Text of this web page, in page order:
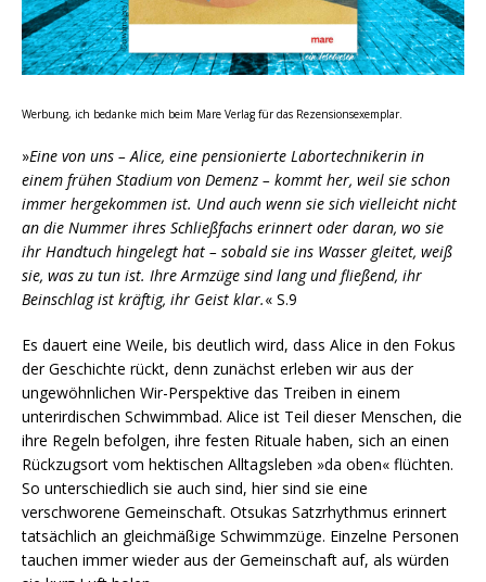
Werbung, ich bedanke mich beim Mare Verlag für das Rezensionsexemplar.
»Eine von uns – Alice, eine pensionierte Labortechnikerin in
einem frühen Stadium von Demenz – kommt her, weil sie schon
immer hergekommen ist. Und auch wenn sie sich vielleicht nicht
an die Nummer ihres Schließfachs erinnert oder daran, wo sie
ihr Handtuch hingelegt hat – sobald sie ins Wasser gleitet, weiß
sie, was zu tun ist. Ihre Armzüge sind lang und fließend, ihr
Beinschlag ist kräftig, ihr Geist klar.« S.9
Es dauert eine Weile, bis deutlich wird, dass Alice in den Fokus
der Geschichte rückt, denn zunächst erleben wir aus der
ungewöhnlichen Wir-Perspektive das Treiben in einem
unterirdischen Schwimmbad. Alice ist Teil dieser Menschen, die
ihre Regeln befolgen, ihre festen Rituale haben, sich an einen
Rückzugsort vom hektischen Alltagsleben »da oben« flüchten.
So unterschiedlich sie auch sind, hier sind sie eine
verschworene Gemeinschaft. Otsukas Satzrhythmus erinnert
tatsächlich an gleichmäßige Schwimmzüge. Einzelne Personen
tauchen immer wieder aus der Gemeinschaft auf, als würden